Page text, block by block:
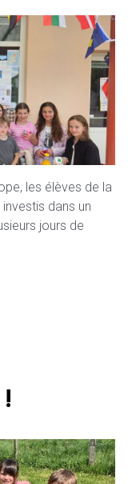
les élèves de la
dans un
jours de